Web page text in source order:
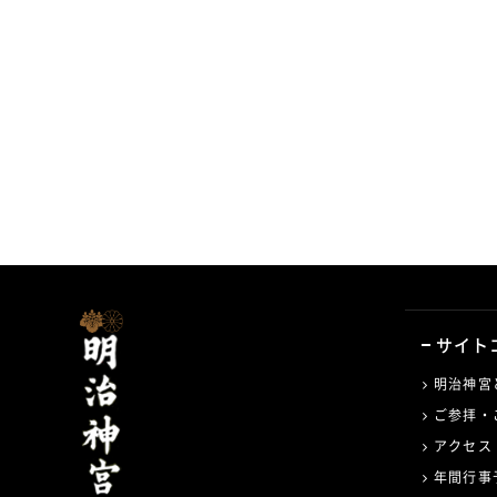
サイト
明治神宮
ご参拝
アクセス
年間行事